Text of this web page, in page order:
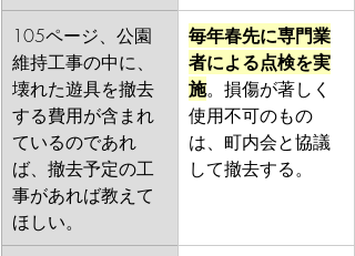
105ページ、公園
維持工事の中に、
壊れた遊具を撤去
する費用が含まれ
ているのであれ
ば、撤去予定の工
事があれば教えて
ほしい。
毎年春先に専門業
者による点検を実
施。損傷が著しく
使用不可のもの
は、町内会と協議
して撤去する。